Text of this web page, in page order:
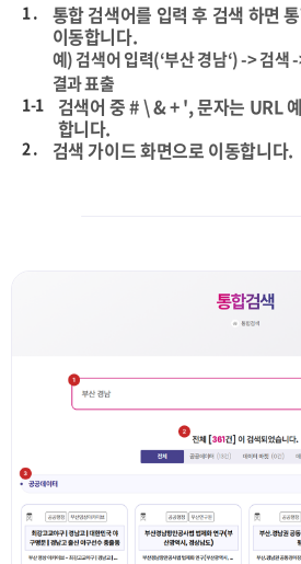
1 .
통합 검색어를 입력 후 검색 하면
이동합니다.
예) 검색어 입력(‘부산 경남‘) -> 검색
결과 표출
1-1
검색어 중 # \ & + ', 문자는 URL
합니다.
2 . 검색 가이드 화면으로 이동합니다.